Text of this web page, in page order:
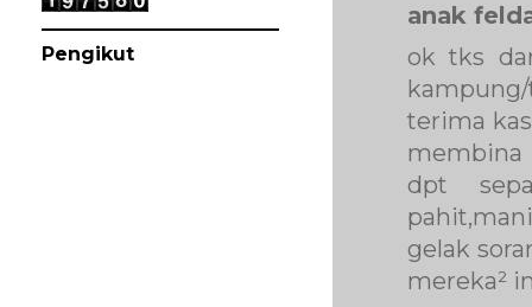
anak
ok tks
terima
membina
dpt
gelak
mereka²
Pengikut